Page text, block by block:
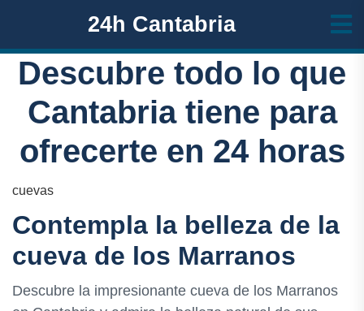
24h Cantabria
Descubre todo lo que
Cantabria tiene para
ofrecerte en 24 horas
cuevas
Contempla la belleza de la
cueva de los Marranos
Descubre la impresionante cueva de los Marranos